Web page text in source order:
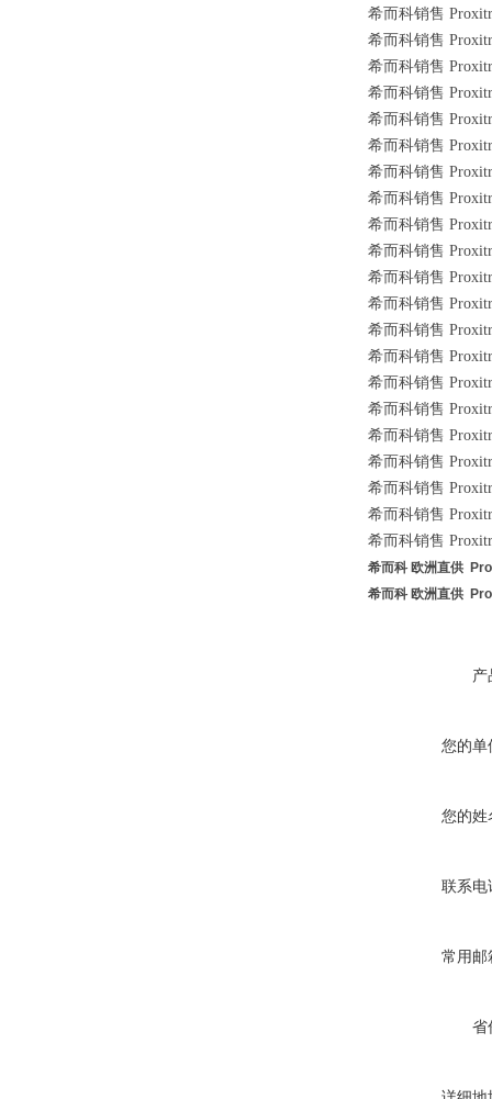
希而科销售
希而科销售
希而科销售
希而科销售
希而科销售
希而科销售
希而科销售
希而科销售
希而科销售
希而科销售
希而科销售
希而科销售
希而科销售
希而科销售
希而科销售
希而科销售
希而科销售
希而科销售
希而科销售
希而科销售
希而科销售
希而科 欧洲直供
希而科 欧洲直供
产
您的单
您的姓
联系电
常用邮
省